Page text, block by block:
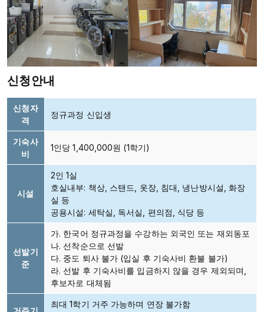
신청안내
신청자
격
정규과정 신입생
기숙사
비
1인당 1,400,000원 (1학기)
시설
2인 1실
호실내부: 책상, 스탠드, 옷장, 침대, 냉난방시설, 화장
실 등
공용시설: 세탁실, 독서실, 편의점, 식당 등
선발기
준
가. 한국어 정규과정을 수강하는 외국인 또는 재외동포
나. 선착순으로 선발
다. 중도 퇴사 불가 (입실 후 기숙사비 환불 불가)
라. 선발 후 기숙사비를 입금하지 않을 경우 제외되며,
후보자로 대체됨
최대 1학기 거주 가능하며 연장 불가함